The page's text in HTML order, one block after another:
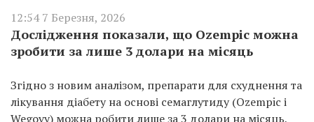
12:54 7 Березня, 2026
Дослідження показали, що Ozempic можна
зробити за лише 3 долари на місяць
Згідно з новим аналізом, препарати для схуднення та
лікування діабету на основі семаглутиду (Ozempic і
Wegovy) можна робити лише за 3 долари на місяць,